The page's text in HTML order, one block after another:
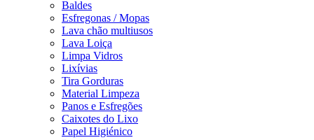
Baldes
Esfregonas / Mopas
Lava chão multiusos
Lava Loiça
Limpa Vidros
Lixívias
Tira Gorduras
Material Limpeza
Panos e Esfregões
Caixotes do Lixo
Papel Higiénico